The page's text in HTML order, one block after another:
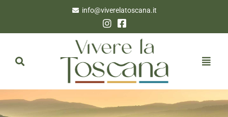
info@viverelatoscana.it